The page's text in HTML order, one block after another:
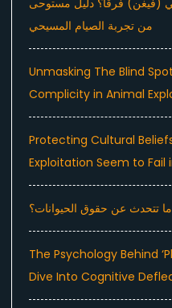
من تجربة الصيام المسيحي
Unmasking The Blind
Complicity in Animal
Protecting Cultural
Exploitation Seem to Fail
تتحدث عن حقوق الحيوانات؟
The Psychology Behind
Dive Into Cognitive